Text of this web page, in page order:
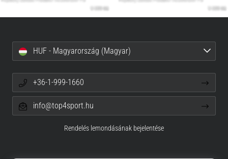
HUF - Magyarország (Magyar)
+36-1-999-1660
info@top4sport.hu
Rendelés lemondásának bejelentése